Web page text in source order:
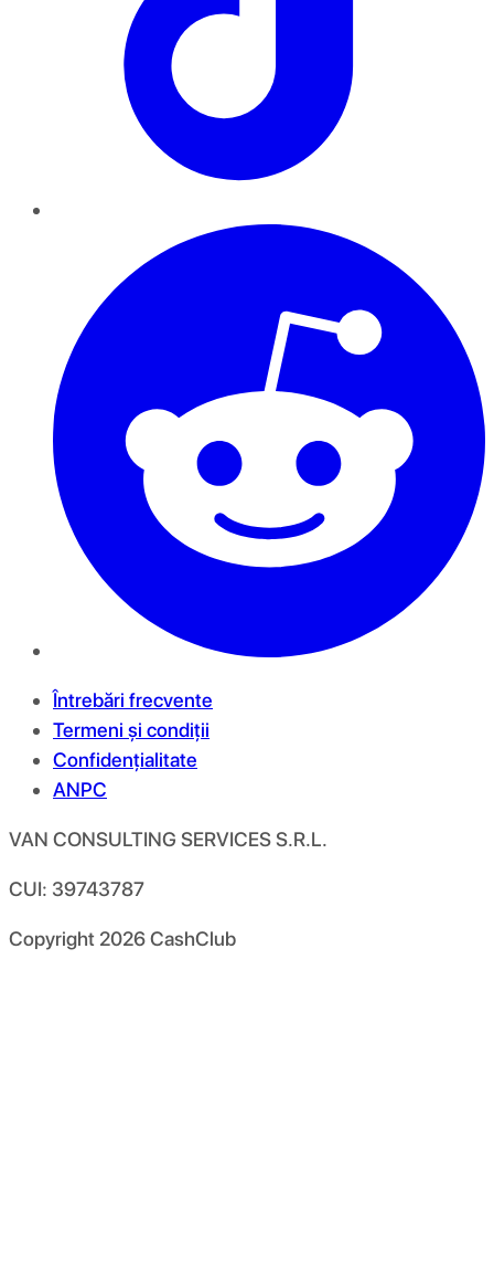
Întrebări frecvente
Termeni și condiții
Confidențialitate
ANPC
VAN CONSULTING SERVICES S.R.L.
CUI: 39743787
Copyright 2026CashClub